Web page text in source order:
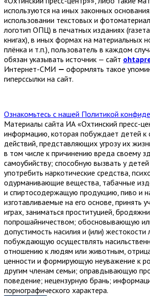
используются на иных законных
использовании текстовых и
логотип ОПЦ) в печатных изданиях
книгах), в иных формах на материальных
плёнка и т.п.), пользователь в каждом
обязан указывать источник — сайт
Интернет-СМИ — оформлять такое
гиперссылки на сайт.
Ознакомьтесь с нашей Политикой
Материалы сайта ИА «Охтинский пресс-
информацию, которая побуждает детей к
действий, представляющих угрозу их
в том числе к причинению вреда своему
самоубийству; способную вызвать у
употребить наркотические средства,
одурманивающие вещества, табачные
и спиртосодержащую продукцию, пиво и
изготавливаемые на его основе, принять
играх, заниматься проституцией,
попрошайничеством; обосновывающую
допустимость насилия и (или) жестокости
побуждающую осуществлять
отношению к людям или животным,
ценности и формирующую неуважение к
другим членам семьи; оправдывающую
поведение; нецензурную брань;
порнографического характера.